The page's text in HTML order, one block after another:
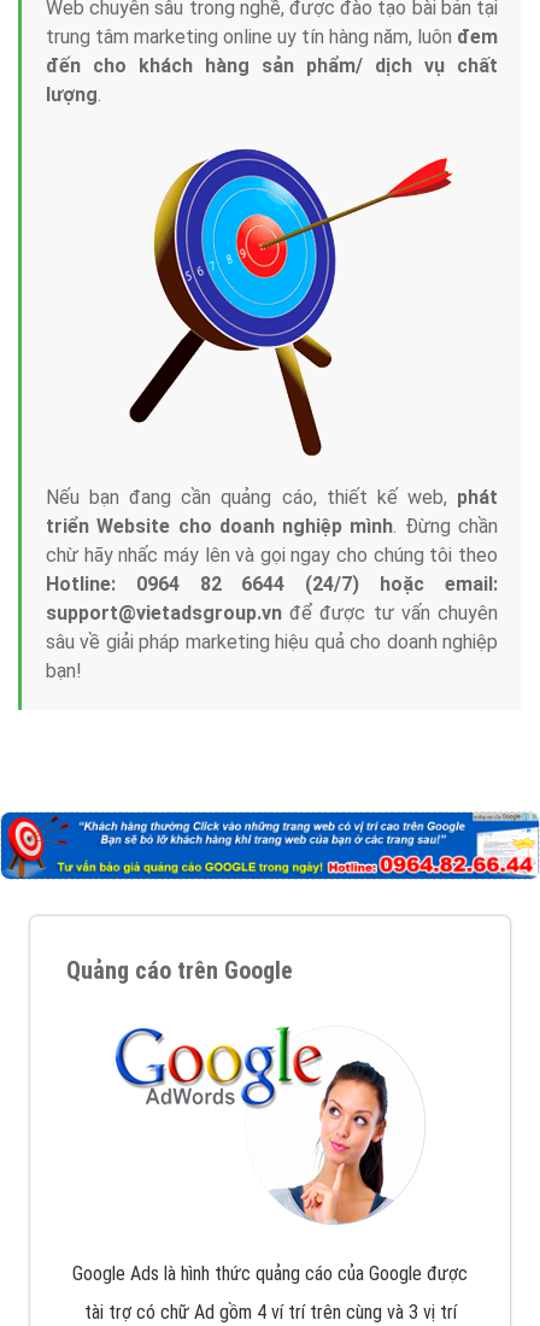
Web chuyên sâu trong nghề, được đào tạo bài bản tại
trung tâm marketing online uy tín hàng năm, luôn đem
đến cho khách hàng sản phẩm/ dịch vụ chất
lượng.
Nếu bạn đang cần quảng cáo, thiết kế web, phát
triển Website cho doanh nghiệp mình. Đừng chần
chừ hãy nhấc máy lên và gọi ngay cho chúng tôi theo
Hotline: 0964 82 6644 (24/7) hoặc email:
support@vietadsgroup.vn để được tư vấn chuyên
sâu về giải pháp marketing hiệu quả cho doanh nghiệp
bạn!
Quảng cáo trên Google
Google Ads là hình thức quảng cáo của Google được
tài trợ có chữ Ad gồm 4 ví trí trên cùng và 3 vị trí